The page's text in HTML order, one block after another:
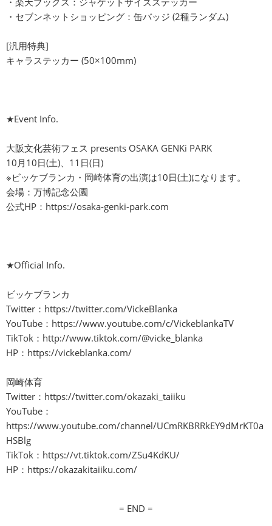
・セブンネットショッピング：缶バッジ (2種ランダム)
[汎用特典]
キャラステッカー (50×100mm)
★Event Info.
大阪文化芸術フェス presents OSAKA GENKi PARK
10月10日(土)、11日(日)
※ビッケブランカ・岡崎体育の出演は10日(土)になります。
会場：万博記念公園
公式HP： https://osaka-genki-park.com
★Official Info.
ビッケブランカ
Twitter： https://twitter.com/VickeBlanka
YouTube： https://www.youtube.com/c/VickeblankaTV
TikTok： http://www.tiktok.com/@vicke_blanka
HP： https://vickeblanka.com/
岡崎体育
Twitter： https://twitter.com/okazaki_taiiku
YouTube：
https://www.youtube.com/channel/UCmRKBRRkEY9dMrKT0a
HSBlg
TikTok： https://vt.tiktok.com/ZSu4KdKU/
HP： https://okazakitaiiku.com/
= END =